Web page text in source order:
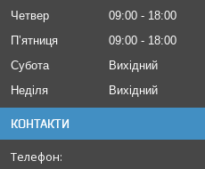
Четвер
09:00
18:00
Пʼятниця
09:00
18:00
Субота
Вихідний
Неділя
Вихідний
КОНТАКТИ